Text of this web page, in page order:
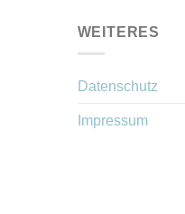
WEITERES
Datenschutz
Impressum